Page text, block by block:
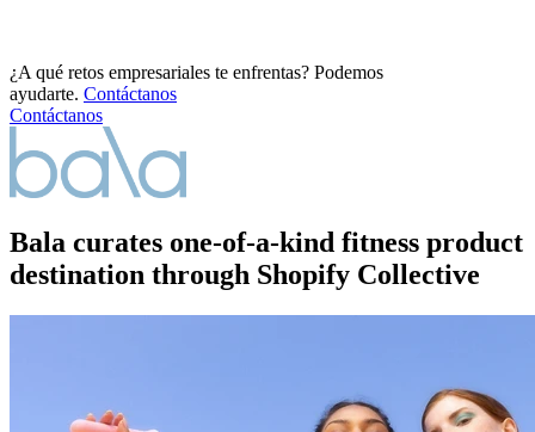
¿A qué retos empresariales te enfrentas? Podemos
ayudarte. Contáctanos
Contáctanos
Bala curates one-of-a-kind fitness product
destination through Shopify Collective